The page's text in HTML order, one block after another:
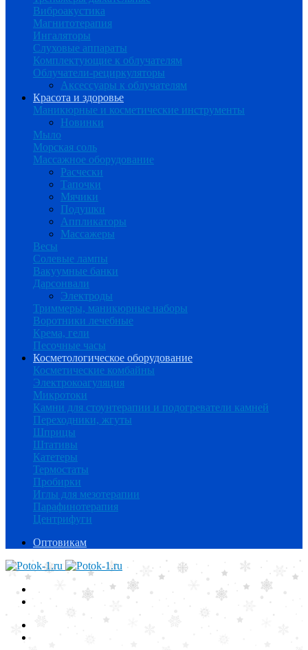
Виброакустика
Магнитотерапия
Ингаляторы
Слуховые аппараты
Комплектующие к облучателям
Облучатели-рециркуляторы
Аксессуары к облучателям
Красота и здоровье
Маникюрные и косметические инструменты
Новинки
Мыло
Морская соль
Массажное оборудование
Расчески
Тапочки
Мячики
Подушки
Аппликаторы
Массажеры
Весы
Солевые лампы
Вакуумные банки
Дарсонвали
Электроды
Триммеры, маникюрные наборы
Воротники лечебные
Крема, гели
Песочные часы
Косметологическое оборудование
Косметические комбайны
Электрокоагуляция
Микротоки
Камни для стоунтерапии и подогреватели камней
Переходники, жгуты
Шприцы
Штативы
Катетеры
Термостаты
Пробирки
Иглы для мезотерапии
Парафинотерапия
Центрифуги
Оптовикам